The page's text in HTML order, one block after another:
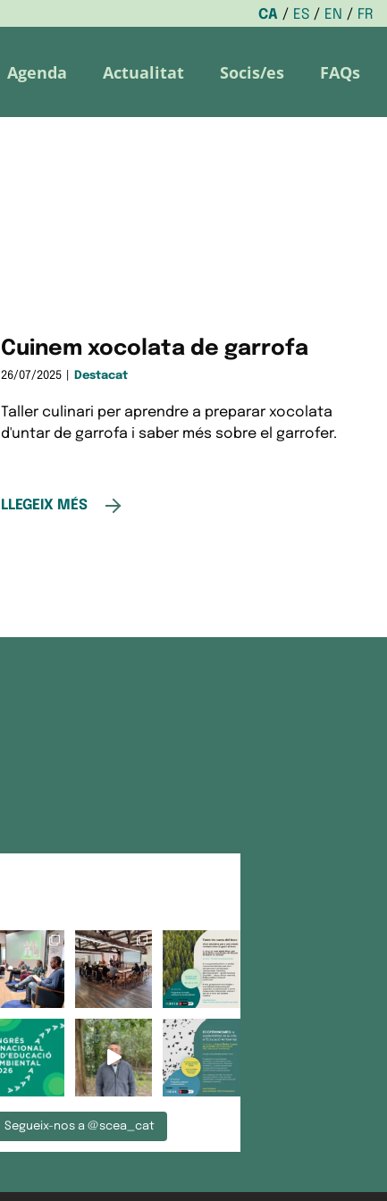
CA ES EN
FR
Agenda Actualitat Socis/es FAQs
Cuinem xocolata de garrofa
26/07/2025 Destacat
Taller culinari per aprendre a preparar xocolata
d'untar de garrofa i saber més sobre el garrofer.
LLEGEIX MÉS
Segueix-nos a @scea_cat